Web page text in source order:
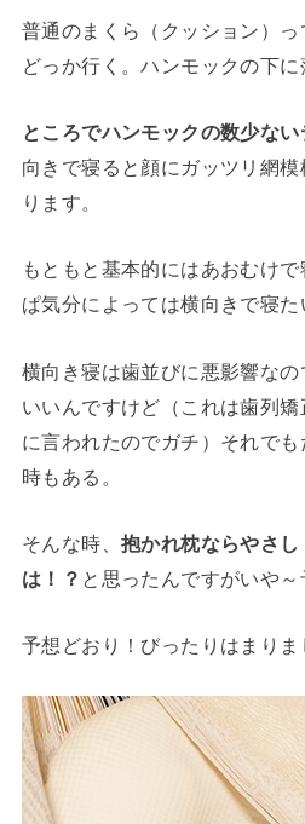
普通のまくら（クッション）
どっか行く。ハンモックの下に
ところでハンモックの数少ない
向きで寝ると顔にガッツリ網
ります。
もともと基本的にはあおむけ
ぱ気分によっては横向きで寝た
横向き寝は歯並びに悪影響な
いいんですけど（これは歯列
に言われたのでガチ）それで
時もある。
そんな時、 抱かれ枕ならやさ
は！？ と思ったんですがいや～
予想どおり！びったりはまりま